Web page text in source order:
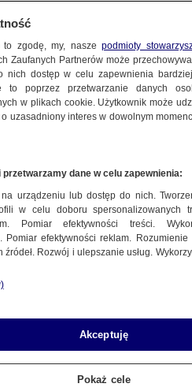
do Szwajcarii. Pogrążył ją
na kolei. Zepsuł się
kolejny
pawilon z kwiatami
to zgodę, my, naszepodmioty
Zaufanych Partnerów może
nich dostęp w celu zapewnienia
to poprzez przetwarzanie danych
w plikach cookie. Użytkownik może
uzasadniony interes w dowolnym
dane w celu zapewnienia:
na urządzeniu lub dostęp do nich.
w celu doboru spersonalizowanych
Pomiar efektywności treści.
Pomiar efektywności reklam.
źródeł. Rozwój i ulepszanie usług.
Akceptuję
Pokaż cele